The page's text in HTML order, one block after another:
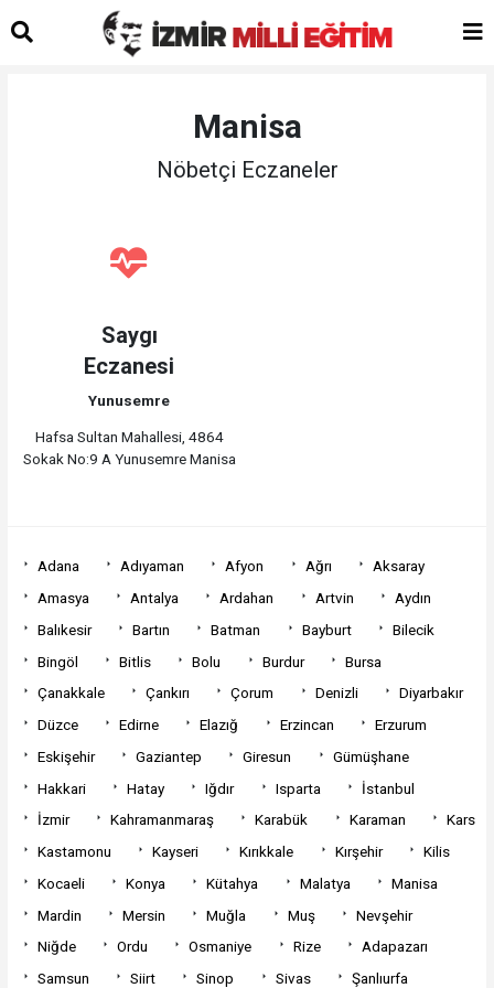
Manisa
Nöbetçi Eczaneler
Saygı
Eczanesi
Yunusemre
Hafsa Sultan Mahallesi, 4864
Sokak No:9 A Yunusemre Manisa
Adana Adıyaman Afyon Ağrı
Aksaray
Amasya
Antalya Ardahan Artvin
Aydın
Balıkesir
Bartın Batman Bayburt
Bilecik
Bingöl
Bitlis Bolu Burdur
Bursa
Çanakkale
Çankırı Çorum Denizli
Diyarbakır
Düzce
Edirne Elazığ Erzincan
Erzurum
Eskişehir
Gaziantep Giresun
Gümüşhane
Hakkari
Hatay Iğdır Isparta
İstanbul
İzmir
Kahramanmaraş Karabük Karaman
Kars
Kastamonu
Kayseri Kırıkkale Kırşehir
Kilis
Kocaeli
Konya Kütahya Malatya
Manisa
Mardin
Mersin Muğla Muş
Nevşehir
Niğde
Ordu Osmaniye Rize
Adapazarı
Samsun
Siirt Sinop Sivas Şanlıurfa